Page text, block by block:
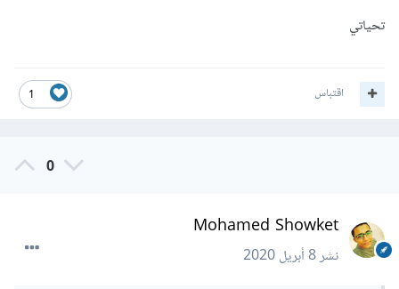
تحياتي
1 اقتباس
0
Mohamed Showket
نشر8 أبريل 2020